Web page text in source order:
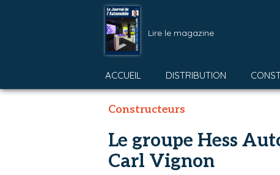
Lire le magazine
ACCUEIL DISTRIBUTION
Constructeurs
Le groupe Hess
Carl Vignon